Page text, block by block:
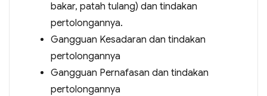
bakar, patah tulang) dan tindakan
pertolongannya.
Gangguan Kesadaran dan tindakan
pertolongannya
Gangguan Pernafasan dan tindakan
pertolongannya